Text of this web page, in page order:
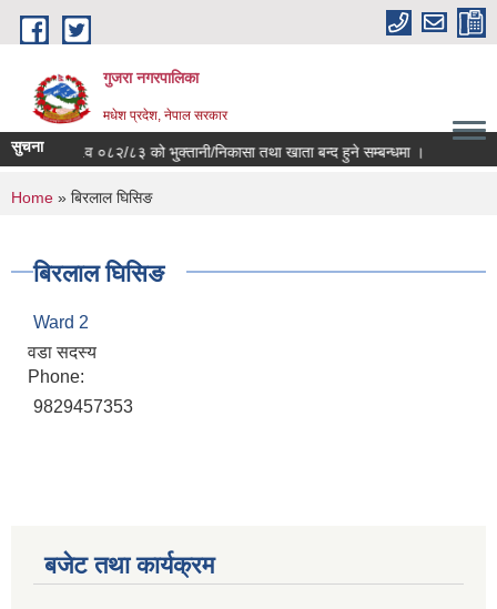
Skip to main content
गुजरा नगरपालिका
मधेश प्रदेश, नेपाल सरकार
सुचना आ.व ०८२/८३ को भु्क्तानी/निकासा तथा खाता बन्द हुने सम्बन्धमा ।
You are here
Home » बिरलाल घिसिङ
बिरलाल घिसिङ
Ward 2
वडा सदस्य
Phone:
9829457353
बजेट तथा कार्यक्रम